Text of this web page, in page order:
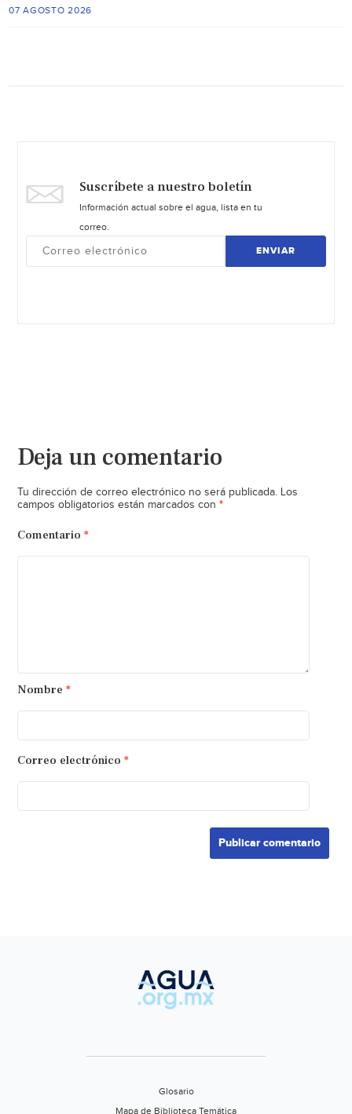
07 AGOSTO 2026
Suscríbete a nuestro boletín
Información actual sobre el agua, lista en tu
correo.
ENVIAR
Deja un comentario
Tu dirección de correo electrónico no será publicada. Los
campos obligatorios están marcados con *
Comentario *
Nombre *
Correo electrónico *
Glosario
Mapa de Biblioteca Temática